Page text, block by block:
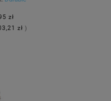
zł
zł )